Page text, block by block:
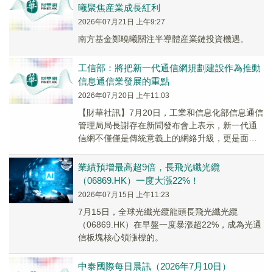
曦聚焦産業成長紅利
2026年07月21日 上午9:27
南方基金鄭曉曦關注半導體産業鏈投資機遇。
工信部：將把新一代通信網規劃建設作為推動
信息通信業發展的重點
2026年07月20日 上午11:03
【財華社訊】7月20日，工業和信息化部信息通信
管理局局長謝存在新聞發布會上表示，新一代通
信網不僅僅是傳統意義上的網絡升級，更是面向
一步，...
業績預增最高超9倍，長飛光纖光纜
（06869.HK）一度大漲22%！
2026年07月15日 上午11:23
7月15日，全球光纖光纜龍頭長飛光纖光纜
（06869.HK）在早盤一度暴漲超22%，成為光通
信板塊核心領漲標的。
中泰國際每日晨訊（2026年7月10日）